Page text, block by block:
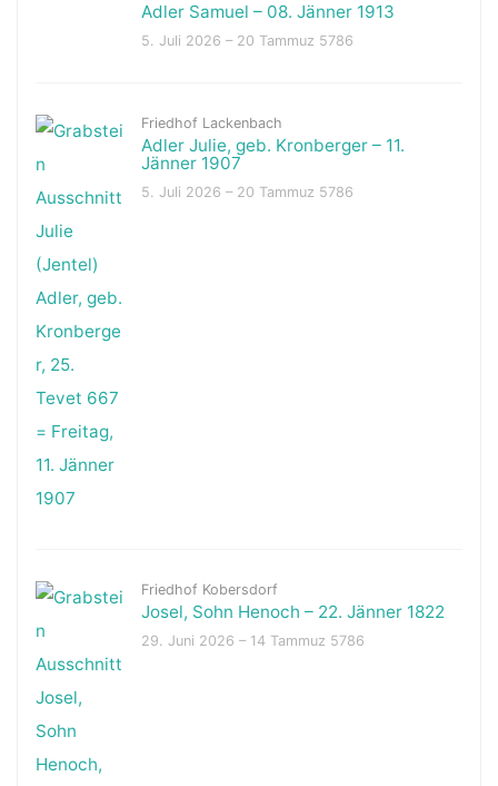
Adler Samuel – 08. Jänner 1913
5. Juli 2026 – 20 Tammuz 5786
Friedhof Lackenbach
Adler Julie, geb. Kronberger – 11.
Jänner 1907
5. Juli 2026 – 20 Tammuz 5786
Friedhof Kobersdorf
Josel, Sohn Henoch – 22. Jänner 1822
29. Juni 2026 – 14 Tammuz 5786